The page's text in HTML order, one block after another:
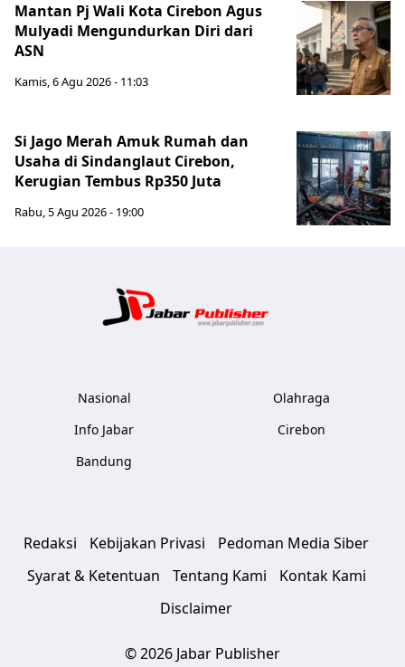
Mantan Pj Wali Kota Cirebon Agus
Mulyadi Mengundurkan Diri dari
ASN
Kamis, 6 Agu 2026 - 11:03
Si Jago Merah Amuk Rumah dan
Usaha di Sindanglaut Cirebon,
Kerugian Tembus Rp350 Juta
Rabu, 5 Agu 2026 - 19:00
Nasional
Info Jabar
Bandung
Olahraga
Cirebon
Redaksi Kebijakan Privasi
Pedoman Media Siber
Syarat & Ketentuan
Tentang Kami
Kontak Kami
Disclaimer
© 2026 Jabar Publisher